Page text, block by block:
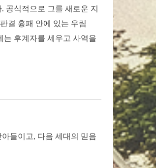
공식적으로 그를 새로운 지
결 흉패 안에 있는 우림
는 후계자를 세우고 사역을
들이고, 다음 세대의 믿음